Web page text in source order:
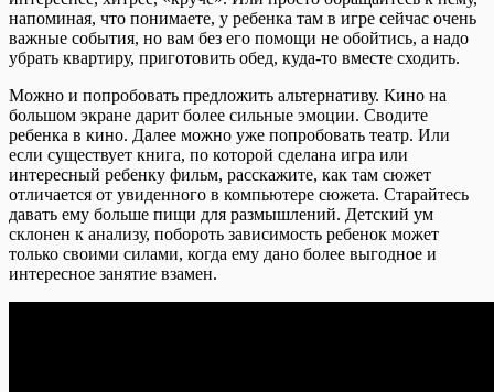
напоминая, что понимаете, у ребенка там в игре сейчас очень
важные события, но вам без его помощи не обойтись, а надо
убрать квартиру, приготовить обед, куда-то вместе сходить.
Можно и попробовать предложить альтернативу. Кино на
большом экране дарит более сильные эмоции. Сводите
ребенка в кино. Далее можно уже попробовать театр. Или
если существует книга, по которой сделана игра или
интересный ребенку фильм, расскажите, как там сюжет
отличается от увиденного в компьютере сюжета. Старайтесь
давать ему больше пищи для размышлений. Детский ум
склонен к анализу, побороть зависимость ребенок может
только своими силами, когда ему дано более выгодное и
интересное занятие взамен.